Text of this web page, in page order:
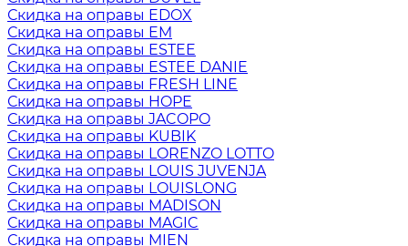
Скидка на оправы EDOX
Скидка на оправы EM
Скидка на оправы ESTEE
Скидка на оправы ESTEE DANIE
Скидка на оправы FRESH LINE
Скидка на оправы HOPE
Скидка на оправы JACOPO
Скидка на оправы KUBIK
Скидка на оправы LORENZO LOTTO
Скидка на оправы LOUIS JUVENJA
Скидка на оправы LOUISLONG
Скидка на оправы MADISON
Скидка на оправы MAGIC
Скидка на оправы MIEN